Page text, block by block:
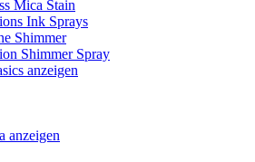
Mica Stain
Ink Sprays
Shimmer
Shimmer Spray
anzeigen
anzeigen